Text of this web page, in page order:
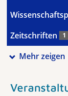
Zeitschriften 1
Mehr zeigen